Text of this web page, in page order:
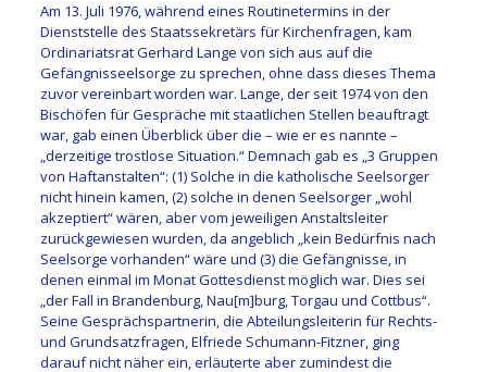
Am 13. Juli 1976, während eines Routinetermins in der
Dienststelle des Staatssekretärs für Kirchenfragen, kam
Ordinariatsrat Gerhard Lange von sich aus auf die
Gefängnisseelsorge zu sprechen, ohne dass dieses Thema
zuvor vereinbart worden war. Lange, der seit 1974 von den
Bischöfen für Gespräche mit staatlichen Stellen beauftragt
war, gab einen Überblick über die – wie er es nannte –
„derzeitige trostlose Situation.“ Demnach gab es „3 Gruppen
von Haftanstalten“: (1) Solche in die katholische Seelsorger
nicht hinein kamen, (2) solche in denen Seelsorger „wohl
akzeptiert“ wären, aber vom jeweiligen Anstaltsleiter
zurückgewiesen wurden, da angeblich „kein Bedürfnis nach
Seelsorge vorhanden“ wäre und (3) die Gefängnisse, in
denen einmal im Monat Gottesdienst möglich war. Dies sei
„der Fall in Brandenburg, Nau[m]burg, Torgau und Cottbus“.
Seine Gesprächspartnerin, die Abteilungsleiterin für Rechts-
und Grundsatzfragen, Elfriede Schumann-Fitzner, ging
darauf nicht näher ein, erläuterte aber zumindest die